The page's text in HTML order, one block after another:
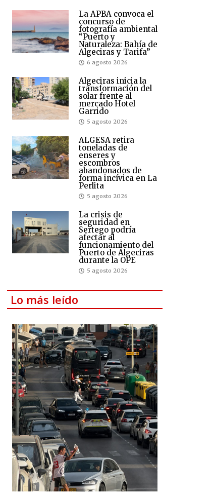
La APBA convoca el
concurso de
fotografía ambiental
“Puerto y
Naturaleza: Bahía de
Algeciras y Tarifa”
6 agosto 2026
Algeciras inicia la
transformación del
solar frente al
mercado Hotel
Garrido
5 agosto 2026
ALGESA retira
toneladas de
enseres y
escombros
abandonados de
forma incívica en La
Perlita
5 agosto 2026
La crisis de
seguridad en
Sertego podría
afectar al
funcionamiento del
Puerto de Algeciras
durante la OPE
5 agosto 2026
Lo más leído